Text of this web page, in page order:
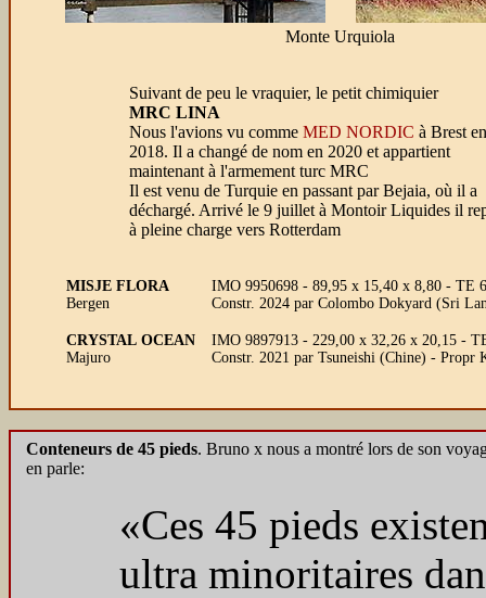
Monte Urquiola
Suivant de peu le vraquier, le petit chimiquier
MRC LINA
Nous l'avions vu comme MED NORDIC à Brest en
2018. Il a changé de nom en 2020 et appartient
maintenant à l'armement turc MRC
Il est venu de Turquie en passant par Bejaia, où il a
déchargé. Arrivé le 9 juillet à Montoir Liquides il
à pleine charge vers Rotterdam
MISJE FLORA
Bergen
IMO 9950698 - 89,95 x 15,40 x 8,80 - TE
Constr. 2024 par Colombo Dokyard (Sri
CRYSTAL OCEAN
Majuro
IMO 9897913 - 229,00 x 32,26 x 20,15 -
Constr. 2021 par Tsuneishi (Chine) -
Conteneurs de 45 pieds. Bruno x nous a montré lors de son
en parle:
«Ces 45 pieds
ultra minoritaires